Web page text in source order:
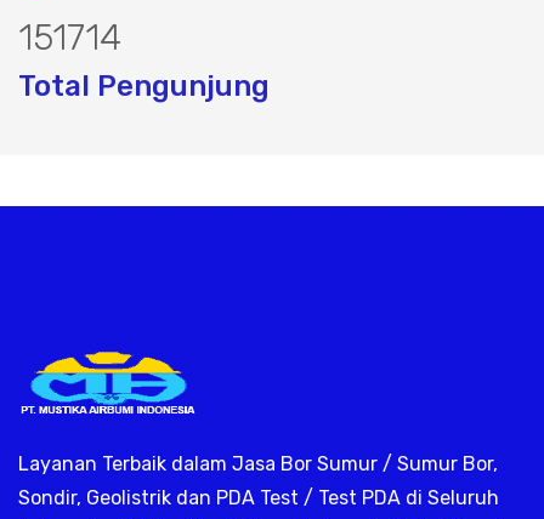
190848
Total Pengunjung
Layanan Terbaik dalam Jasa Bor Sumur / Sumur Bor,
Sondir, Geolistrik dan PDA Test / Test PDA di Seluruh